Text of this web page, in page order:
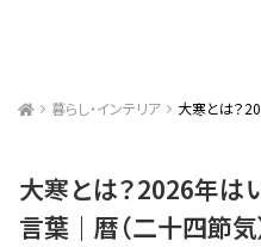
暮らし・インテリア 大寒とは？
大寒とは？2026年は
言葉｜暦（二十四節